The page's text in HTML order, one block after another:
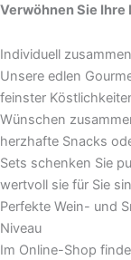
Verwöhnen Sie
Individuell
Unsere edlen
feinster
Wünschen
herzhafte Snacks
Sets schenken Sie
wertvoll sie für Sie
Perfekte Wein- und
Niveau
Im Online-Shop